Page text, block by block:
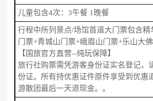
儿童包含4次：3午餐 1晚餐
行程中所列景点/场馆首道大门票包含精
门票+青城山门票+峨眉山门票+乐山大
【国旅官方直营--纯玩保障】
旅行社购票需凭游客身份证实名登记，
份证。所有持优惠证件原件享受到优惠
游散团最后一天退现金。。